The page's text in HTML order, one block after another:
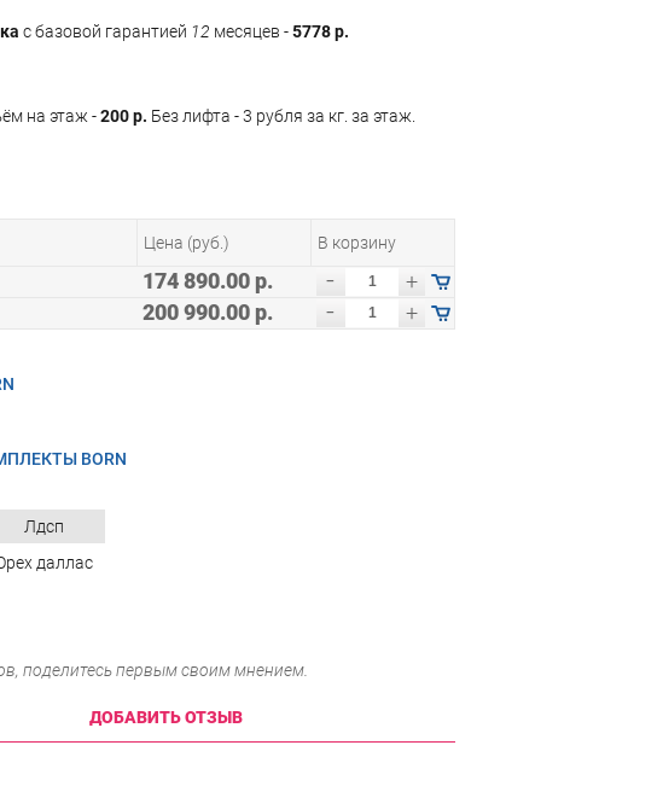
с базовой гарантией 12 месяцев -5778 р.
на этаж -200 р. Без лифта - 3 рубля за кг. за этаж.
Цена (руб.) В корзину
174 890.00 р. - +
200 990.00 р. - +
BORN
Лдсп
даллас
поделитесь первым своим мнением.
ДОБАВИТЬ ОТЗЫВ